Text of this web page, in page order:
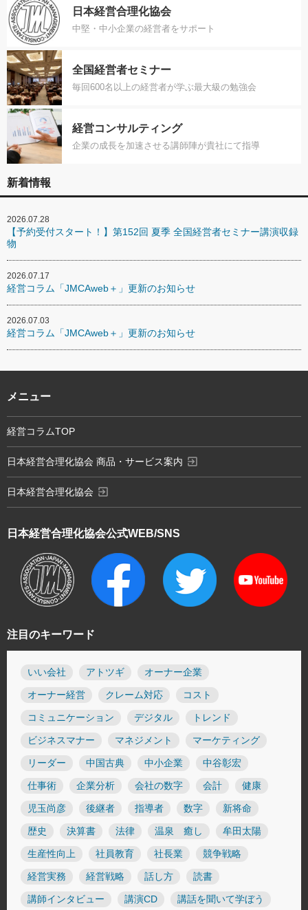
日本経営合理化協会
中堅・中小企業の経営者をサポート
全国経営者セミナー
毎回600名以上の経営者が学ぶ最大級の勉強会
経営コンサルティング
企業の成長を加速させる講師陣が貴社にて指導
新着情報
2026.07.28
【予約受付スタート！】第152回 夏季 全国経営者セミナー講演収録
物
2026.07.17
経営コラム「JMCAweb＋」更新のお知らせ
2026.07.03
経営コラム「JMCAweb＋」更新のお知らせ
注目のキーワード
いい会社 アトツギ オーナー企業
オーナー経営 クレーム対応 コスト
コミュニケーション デジタル トレンド
ビジネスマナー マネジメント マーケティング
リーダー 中国古典 中小企業 中谷彰宏
仕事術 企業分析 会社の数字 会計 健康
児玉尚彦 後継者 指導者 数字 新将命
歴史 決算書 法律 温泉 癒し 牟田太陽
生産性向上 社員教育 社長業 競争戦略
経営実務 経営戦略 話し方 読書
講師インタビュー 講演CD 講話を聞いて学ぼう
日本経営合理化協会公式WEB/SNS
メニュー
経営コラムTOP
日本経営合理化協会 商品・サービス案内 exit_to_app
日本経営合理化協会 exit_to_app